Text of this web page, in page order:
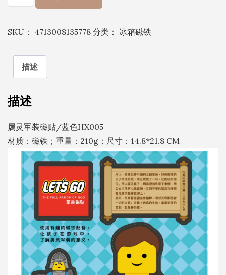
灵
装
蓝
HX005
量
SKU： 4713008135778 分类： 冰箱磁铁
描述
描述
属灵军装磁贴/蓝色HX005
材质：磁铁；重量：210g；尺寸：14.8*21.8 CM